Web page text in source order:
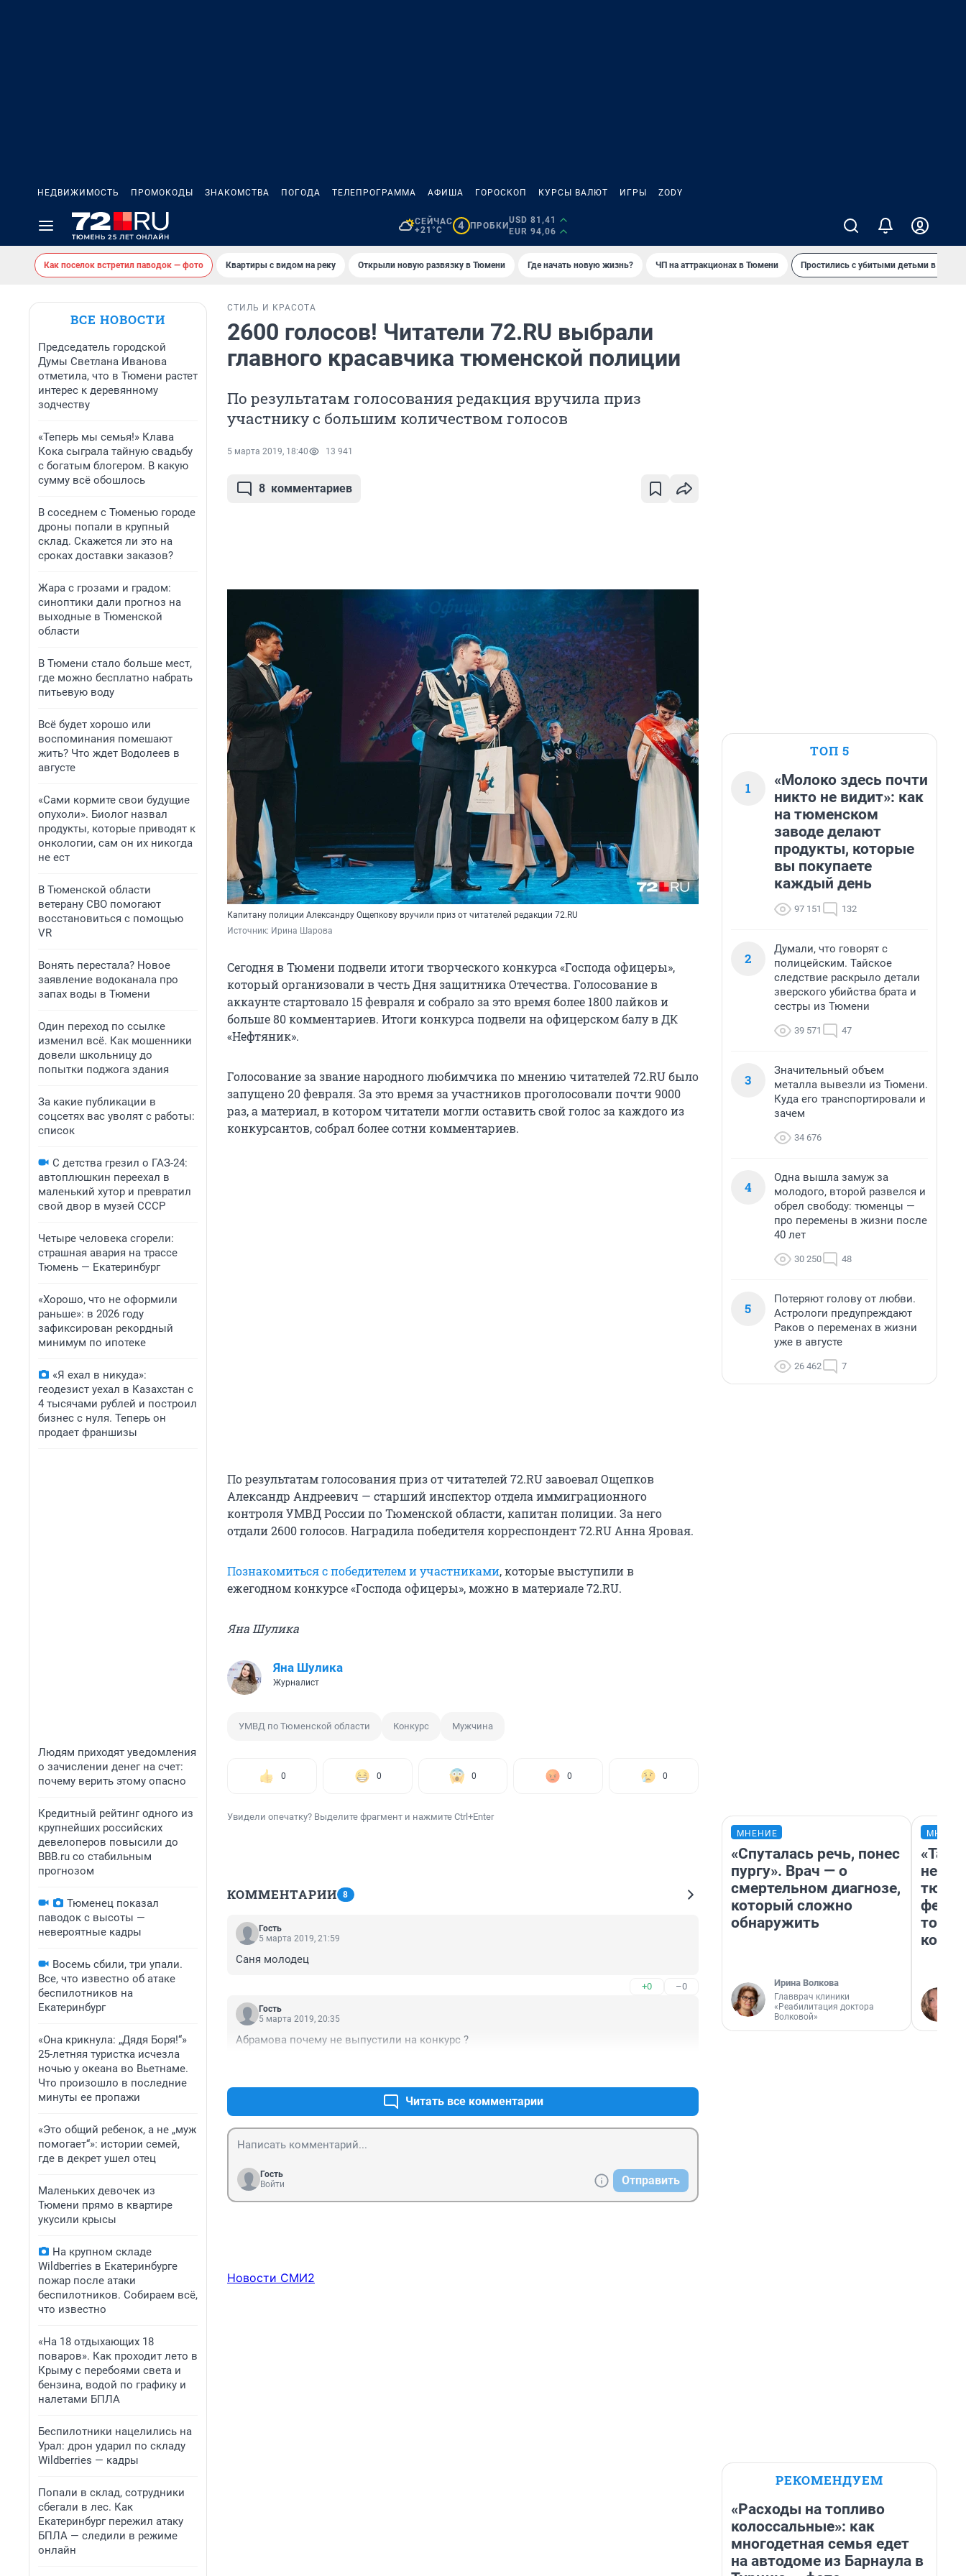
НЕДВИЖИМОСТЬ ПРОМОКОДЫ ЗНАКОМСТВА ПОГОДА ТЕЛЕПРОГРАММА АФИША ГОРОСКОП КУРСЫ ВАЛЮТ ИГРЫ ZODY
СЕЙЧАС
+21°C
4 ПРОБКИ
USD 81,41
EUR 94,06
Как поселок встретил паводок — фото Квартиры с видом на реку Открыли новую развязку в Тюмени Где начать новую жизнь? ЧП на аттракционах в Тюмени Простились с убитыми детьми в
ВСЕ НОВОСТИ
Председатель городской
Думы Светлана Иванова
отметила, что в Тюмени растет
интерес к деревянному
зодчеству
«Теперь мы семья!» Клава
Кока сыграла тайную свадьбу
с богатым блогером. В какую
сумму всё обошлось
В соседнем с Тюменью городе
дроны попали в крупный
склад. Скажется ли это на
сроках доставки заказов?
Жара с грозами и градом:
синоптики дали прогноз на
выходные в Тюменской
области
В Тюмени стало больше мест,
где можно бесплатно набрать
питьевую воду
Всё будет хорошо или
воспоминания помешают
жить? Что ждет Водолеев в
августе
«Сами кормите свои будущие
опухоли». Биолог назвал
продукты, которые приводят к
онкологии, сам он их никогда
не ест
В Тюменской области
ветерану СВО помогают
восстановиться с помощью
VR
Вонять перестала? Новое
заявление водоканала про
запах воды в Тюмени
Один переход по ссылке
изменил всё. Как мошенники
довели школьницу до
попытки поджога здания
За какие публикации в
соцсетях вас уволят с работы:
список
С детства грезил о ГАЗ-24:
автоплюшкин переехал в
маленький хутор и превратил
свой двор в музей СССР
Четыре человека сгорели:
страшная авария на трассе
Тюмень — Екатеринбург
«Хорошо, что не оформили
раньше»: в 2026 году
зафиксирован рекордный
минимум по ипотеке
«Я ехал в никуда»:
геодезист уехал в Казахстан с
4 тысячами рублей и построил
бизнес с нуля. Теперь он
продает франшизы
Людям приходят уведомления
о зачислении денег на счет:
почему верить этому опасно
Кредитный рейтинг одного из
крупнейших российских
девелоперов повысили до
BBB.ru со стабильным
прогнозом
Тюменец показал
паводок с высоты —
невероятные кадры
Восемь сбили, три упали.
Все, что известно об атаке
беспилотников на
Екатеринбург
«Она крикнула: „Дядя Боря!“»
25-летняя туристка исчезла
ночью у океана во Вьетнаме.
Что произошло в последние
минуты ее пропажи
«Это общий ребенок, а не „муж
помогает“»: истории семей,
где в декрет ушел отец
Маленьких девочек из
Тюмени прямо в квартире
укусили крысы
На крупном складе
Wildberries в Екатеринбурге
пожар после атаки
беспилотников. Собираем всё,
что известно
«На 18 отдыхающих 18
поваров». Как проходит лето в
Крыму с перебоями света и
бензина, водой по графику и
налетами БПЛА
Беспилотники нацелились на
Урал: дрон ударил по складу
Wildberries — кадры
Попали в склад, сотрудники
сбегали в лес. Как
Екатеринбург пережил атаку
БПЛА — следили в режиме
онлайн
СТИЛЬ И КРАСОТА
2600 голосов! Читатели 72.RU выбрали
главного красавчика тюменской полиции
По результатам голосования редакция вручила приз
участнику с большим количеством голосов
5 марта 2019, 18:40 13 941
8 комментариев
Капитану полиции Александру Ощепкову вручили приз от читателей редакции 72.RU
Источник: Ирина Шарова
Сегодня в Тюмени подвели итоги творческого конкурса «Господа офицеры»,
который организовали в честь Дня защитника Отечества. Голосование в
аккаунте стартовало 15 февраля и собрало за это время более 1800 лайков и
больше 80 комментариев. Итоги конкурса подвели на офицерском балу в ДК
«Нефтяник».
Голосование за звание народного любимчика по мнению читателей 72.RU было
запущено 20 февраля. За это время за участников проголосовали почти 9000
раз, а материал, в котором читатели могли оставить свой голос за каждого из
конкурсантов, собрал более сотни комментариев.
По результатам голосования приз от читателей 72.RU завоевал Ощепков
Александр Андреевич — старший инспектор отдела иммиграционного
контроля УМВД России по Тюменской области, капитан полиции. За него
отдали 2600 голосов. Наградила победителя корреспондент 72.RU Анна Яровая.
Познакомиться с победителем и участниками, которые выступили в
ежегодном конкурсе «Господа офицеры», можно в материале 72.RU.
Яна Шулика
Яна Шулика
Журналист
УМВД по Тюменской области Конкурс Мужчина
0 0 0 0 0
Увидели опечатку? Выделите фрагмент и нажмите Ctrl+Enter
КОММЕНТАРИИ 8
Гость
5 марта 2019, 21:59
Саня молодец
+0 –0
Гость
5 марта 2019, 20:35
Абрамова почему не выпустили на конкурс ?
Читать все комментарии
Гость
Войти
Отправить
Новости СМИ2
ТОП 5
1
«Молоко здесь почти
никто не видит»: как
на тюменском
заводе делают
продукты, которые
вы покупаете
каждый день
97 151 132
2
Думали, что говорят с
полицейским. Тайское
следствие раскрыло детали
зверского убийства брата и
сестры из Тюмени
39 571 47
3
Значительный объем
металла вывезли из Тюмени.
Куда его транспортировали и
зачем
34 676
4
Одна вышла замуж за
молодого, второй развелся и
обрел свободу: тюменцы —
про перемены в жизни после
40 лет
30 250 48
5
Потеряют голову от любви.
Астрологи предупреждают
Раков о переменах в жизни
уже в августе
26 462 7
МНЕНИЕ
«Спуталась речь, понес
пургу». Врач — о
смертельном диагнозе,
который сложно
обнаружить
Ирина Волкова
Главврач клиники
«Реабилитация доктора
Волковой»
не
РЕКОМЕНДУЕМ
«Расходы на топливо
колоссальные»: как
многодетная семья едет
на автодоме из Барнаула в